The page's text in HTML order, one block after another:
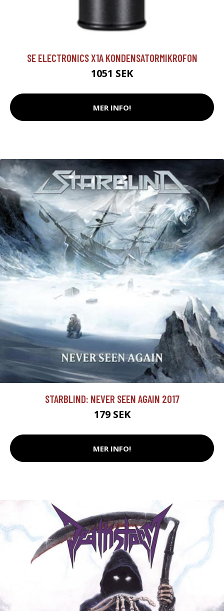
SE ELECTRONICS X1A KONDENSATORMIKROFON
1051 SEK
MER INFO!
STARBLIND: NEVER SEEN AGAIN 2017
179 SEK
MER INFO!